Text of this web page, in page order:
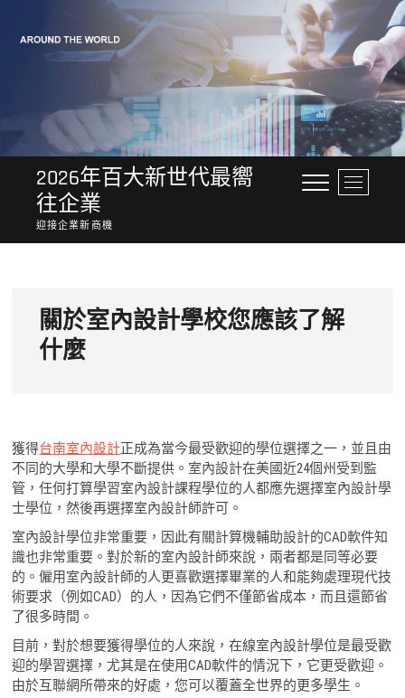
content
2026年百大新世代最嚮
往企業
迎接企業新商機
M
e
u
t
關於室內設計學校您應該了解
什麼
獲得台南室內設計正成為當今最受歡迎的學位選擇之一，並且由
不同的大學和大學不斷提供。室內設計在美國近24個州受到監
管，任何打算學習室內設計課程學位的人都應先選擇室內設計學
士學位，然後再選擇室內設計師許可。
室內設計學位非常重要，因此有關計算機輔助設計的CAD軟件知
識也非常重要。對於新的室內設計師來說，兩者都是同等必要
的。僱用室內設計師的人更喜歡選擇畢業的人和能夠處理現代技
術要求（例如CAD）的人，因為它們不僅節省成本，而且還節省
了很多時間。
目前，對於想要獲得學位的人來說，在線室內設計學位是最受歡
迎的學習選擇，尤其是在使用CAD軟件的情況下，它更受歡迎。
由於互聯網所帶來的好處，您可以覆蓋全世界的更多學生。